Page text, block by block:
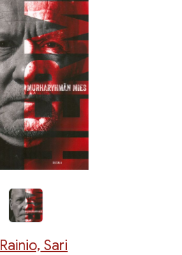
Rainio, Sari